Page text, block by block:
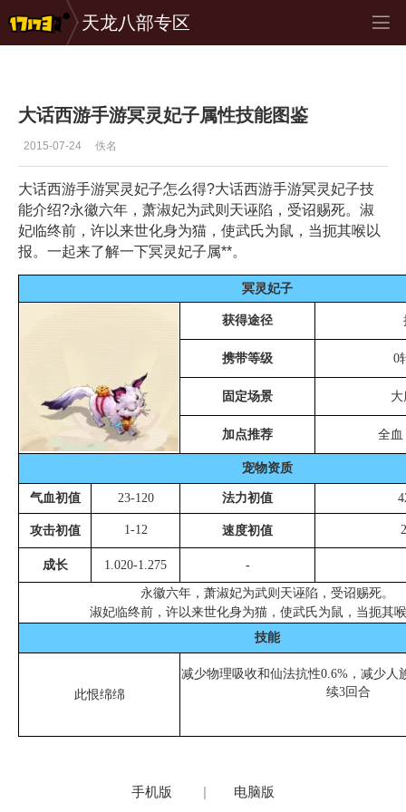
天龙八部专区
大话西游手游 > 攻略
大话西游手游冥灵妃子属性技能图鉴
2015-07-24 佚名
大话西游手游冥灵妃子怎么得?大话西游手游冥灵妃子技
能介绍?永徽六年，萧淑妃为武则天诬陷，受诏赐死。淑
妃临终前，许以来世化身为猫，使武氏为鼠，当扼其喉以
报。一起来了解一下冥灵妃子属**。
冥灵妃子
获得途径
携带等级 0
固定场景 大
加点推荐 全血
宠物资质
气血初值 23-120 法力初值
攻击初值 1-12 速度初值
成长 1.020-1.275 -
永徽六年，萧淑妃为武则天诬陷，受诏赐死。
淑妃临终前，许以来世化身为猫，使武氏为鼠，当扼其
技能
此恨绵绵
减少物理吸收和仙法抗性0.6%，减少人
续3回合
手机版 | 电脑版